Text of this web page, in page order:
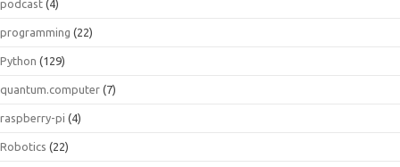
podcast (4)
programming (22)
Python (129)
quantum.computer (7)
raspberry-pi (4)
Robotics (22)